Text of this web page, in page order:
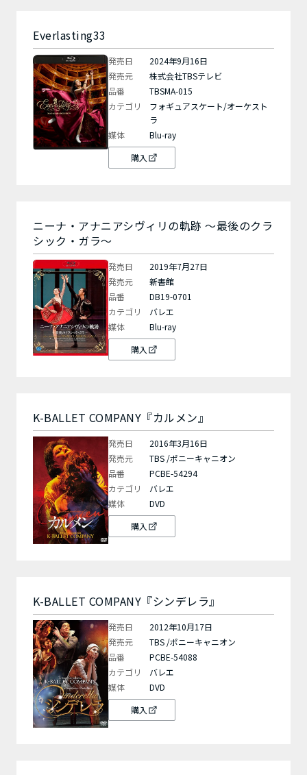
Everlasting33
発売日
2024年9月16日
発売元
株式会社TBSテレビ
品番
TBSMA-015
カテゴリ
フォギュアスケート/オーケスト
ラ
媒体
Blu-ray
購入
ニーナ・アナニアシヴィリの軌跡 ～最後のクラ
シック・ガラ～
発売日
2019年7月27日
発売元
新書館
品番
DB19-0701
カテゴリ
バレエ
媒体
Blu-ray
購入
K-BALLET COMPANY『カルメン』
発売日
2016年3月16日
発売元
TBS /ポニーキャニオン
品番
PCBE-54294
カテゴリ
バレエ
媒体
DVD
購入
K-BALLET COMPANY『シンデレラ』
発売日
2012年10月17日
発売元
TBS /ポニーキャニオン
品番
PCBE-54088
カテゴリ
バレエ
媒体
DVD
購入